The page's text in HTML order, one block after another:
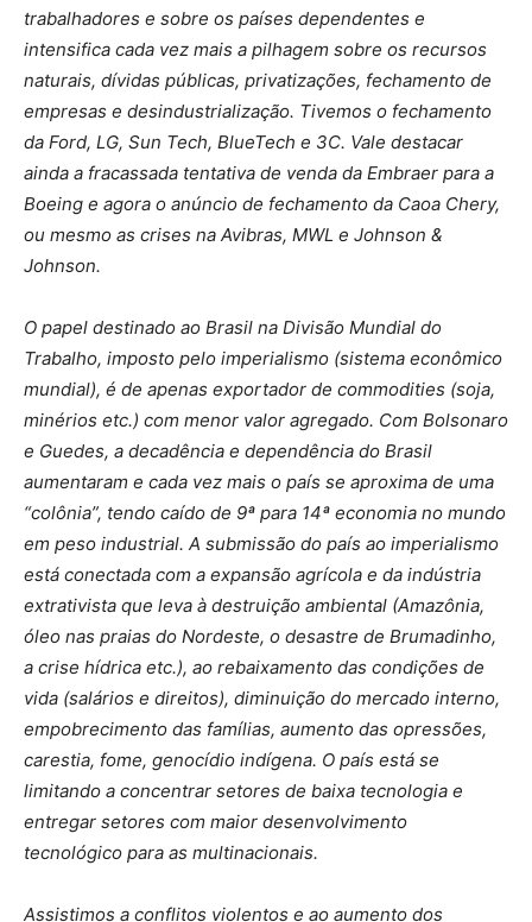
trabalhadores e sobre os países dependentes e
intensifica cada vez mais a pilhagem sobre os recursos
naturais, dívidas públicas, privatizações, fechamento de
empresas e desindustrialização. Tivemos o fechamento
da Ford, LG, Sun Tech, BlueTech e 3C. Vale destacar
ainda a fracassada tentativa de venda da Embraer para a
Boeing e agora o anúncio de fechamento da Caoa Chery,
ou mesmo as crises na Avibras, MWL e Johnson &
Johnson.
O papel destinado ao Brasil na Divisão Mundial do
Trabalho, imposto pelo imperialismo (sistema econômico
mundial), é de apenas exportador de commodities (soja,
minérios etc.) com menor valor agregado. Com Bolsonaro
e Guedes, a decadência e dependência do Brasil
aumentaram e cada vez mais o país se aproxima de uma
“colônia”, tendo caído de 9ª para 14ª economia no mundo
em peso industrial. A submissão do país ao imperialismo
está conectada com a expansão agrícola e da indústria
extrativista que leva à destruição ambiental (Amazônia,
óleo nas praias do Nordeste, o desastre de Brumadinho,
a crise hídrica etc.), ao rebaixamento das condições de
vida (salários e direitos), diminuição do mercado interno,
empobrecimento das famílias, aumento das opressões,
carestia, fome, genocídio indígena. O país está se
limitando a concentrar setores de baixa tecnologia e
entregar setores com maior desenvolvimento
tecnológico para as multinacionais.
Assistimos a conflitos violentos e ao aumento dos